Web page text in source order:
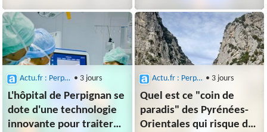
sur l'autoroute France-
Espagne ?
disparition d'une
habitante des Pyrénées-
Orientales
Actu.fr : Perpignan • 3 jours
L'hôpital de Perpignan se
dote d'une technologie
innovante pour traiter
Actu.fr : Perpignan • 3 jours
Quel est ce "coin de
paradis" des Pyrénées-
Orientales qui risque de